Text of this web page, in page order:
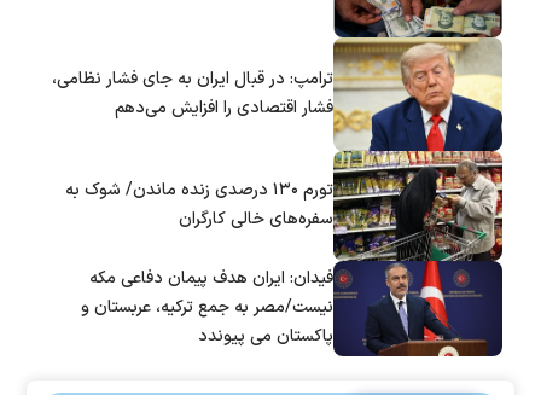
ترامپ: در قبال ایران به جای فشار نظامی،
فشار اقتصادی را افزایش می‌دهم
تورم ۱۳۰ درصدی زنده ماندن/ شوک به
سفره‌های خالی کارگران
فیدان: ایران هدف پیمان دفاعی مکه
نیست/مصر به جمع ترکیه، عربستان و
پاکستان می پیوندد